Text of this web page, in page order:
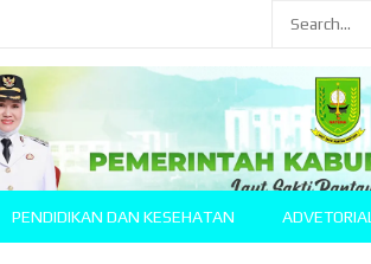
PENDIDIKAN DAN KESEHATAN ADVETORIAL